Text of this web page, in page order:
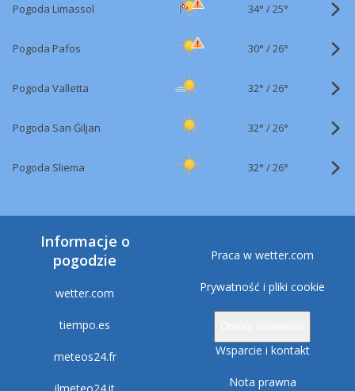
Pogoda Limassol 34° /25°
Pogoda Pafos 30° /26°
Pogoda Valletta 32° /26°
Pogoda San Ġiljan 32° /26°
Pogoda Sliema 32° /26°
Informacje o
pogodzie
wetter.com
tiempo.es
meteos24.fr
Praca w wetter.com
Prywatność i pliki cookie
Wsparcie i kontakt
Nota prawna